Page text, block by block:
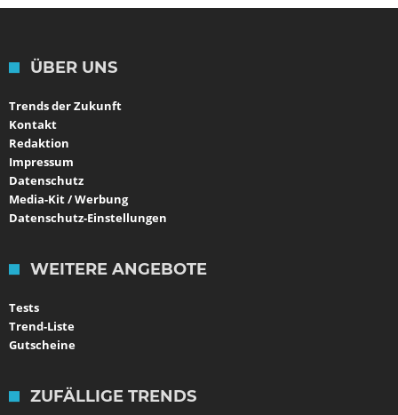
ÜBER UNS
Trends der Zukunft
Kontakt
Redaktion
Impressum
Datenschutz
Media-Kit / Werbung
Datenschutz-Einstellungen
WEITERE ANGEBOTE
Tests
Trend-Liste
Gutscheine
ZUFÄLLIGE TRENDS